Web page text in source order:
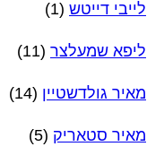
לייבי דייטש (1)
ליפא שמעלצר (11)
מאיר גולדשטיין (14)
מאיר סטאריק (5)